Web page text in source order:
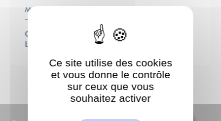
Mairie
Cérémonie commémorative –
Libération de Garches
ShareThis est désactivé.
Ce site utilise des cookies
et vous donne le contrôle
sur ceux que vous
souhaitez activer